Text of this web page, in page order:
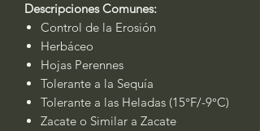
Descripciones Comunes:
Control de la Erosión
Herbáceo
Hojas Perennes
Tolerante a la Sequía
Tolerante a las Heladas (15°F/-9°C)
Zacate o Similar a Zacate